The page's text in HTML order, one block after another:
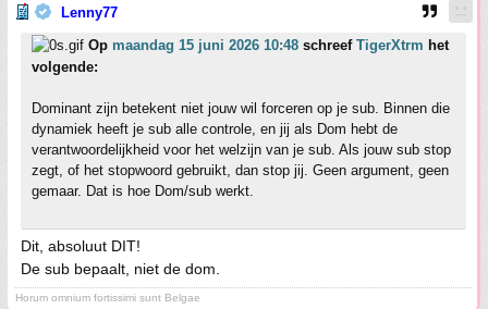
Lenny77
Op maandag 15 juni 2026 10:48 schreef TigerXtrm het
volgende:
Dominant zijn betekent niet jouw wil forceren op je sub. Binnen die
dynamiek heeft je sub alle controle, en jij als Dom hebt de
verantwoordelijkheid voor het welzijn van je sub. Als jouw sub stop
zegt, of het stopwoord gebruikt, dan stop jij. Geen argument, geen
gemaar. Dat is hoe Dom/sub werkt.
Dit, absoluut DIT!
De sub bepaalt, niet de dom.
Horum omnium fortissimi sunt Belgae